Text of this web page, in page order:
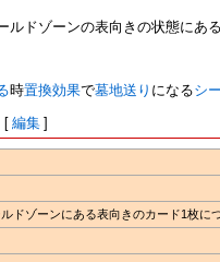
ルドゾーンの表向きの状態にある
時置換効果で墓地送り になるシ
[編集]
ドゾーンにある表向きのカード1枚に